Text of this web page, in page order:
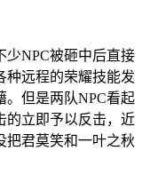
少NPC被砸中后直接
种远程的荣耀技能发
。但是两队NPC看起
的立即予以反击，近
把君莫笑和一叶之秋